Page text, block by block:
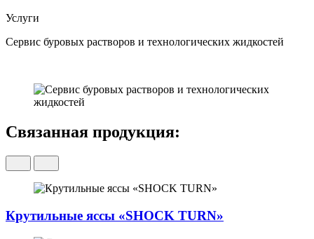
Услуги
Сервис буровых растворов и технологических жидкостей
Связанная продукция:
Крутильные яссы «SHOCK TURN»